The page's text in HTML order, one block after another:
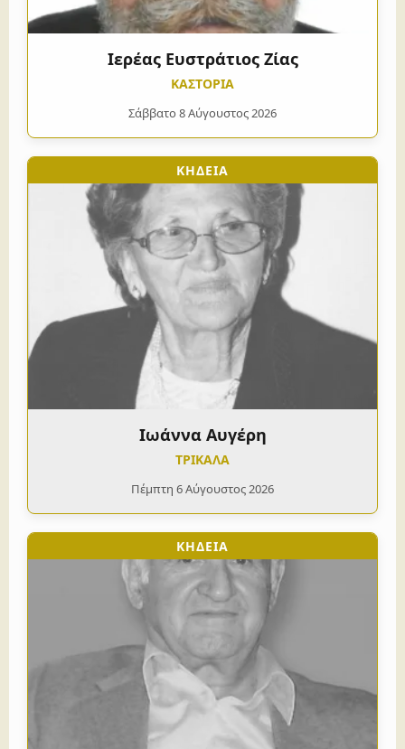
Ιερέας Ευστράτιος Ζίας
ΚΑΣΤΟΡΙΑ
Σάββατο 8 Αύγουστος 2026
ΚΗΔΕΙΑ
Ιωάννα Αυγέρη
ΤΡΙΚΑΛΑ
Πέμπτη 6 Αύγουστος 2026
ΚΗΔΕΙΑ